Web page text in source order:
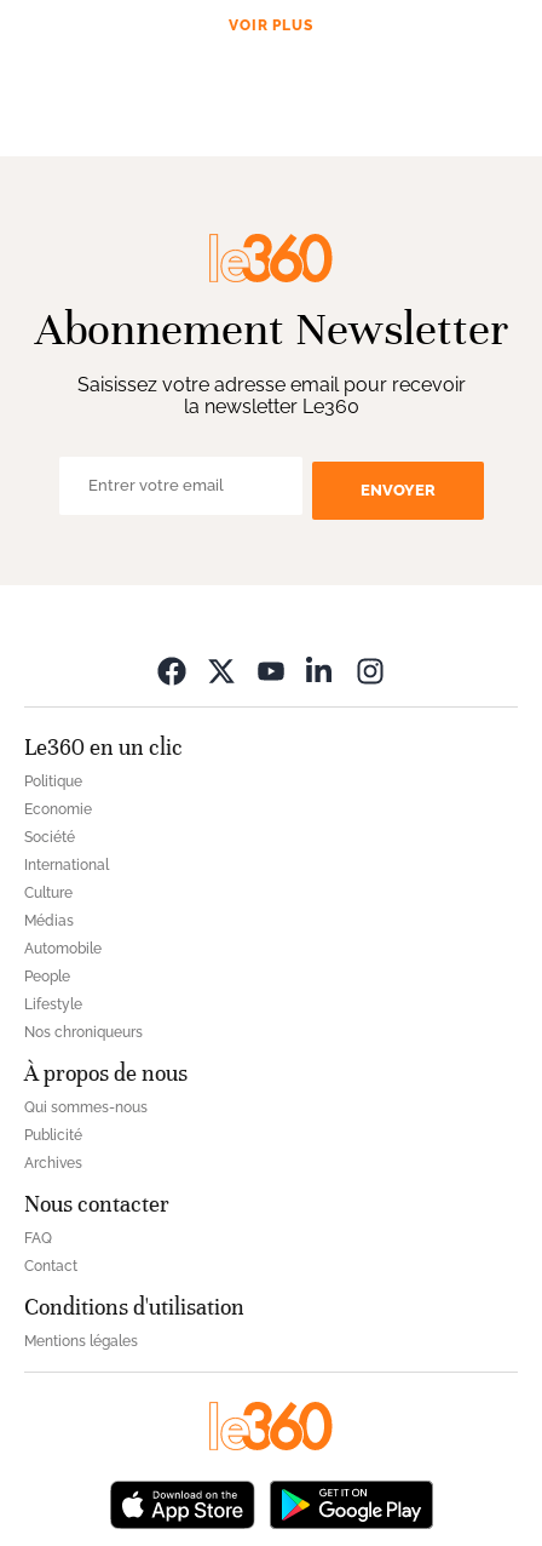
VOIR PLUS
Abonnement Newsletter
Saisissez votre adresse email pour recevoir
la newsletter Le360
ENVOYER
Le360 en un clic
Politique
Economie
Société
International
Culture
Médias
Automobile
People
Lifestyle
Nos chroniqueurs
À propos de nous
Qui sommes-nous
Publicité
Archives
Nous contacter
FAQ
Contact
Conditions d'utilisation
Mentions légales